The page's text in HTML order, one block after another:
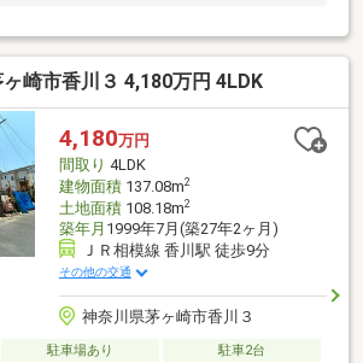
崎市香川３ 4,180万円 4LDK
4,180万円
間取り 4LDK
建物面積137.08m2
土地面積108.18m2
築年月 1999年7月(築27年2ヶ月)
ＪＲ相模線 香川駅 徒歩9分
その他の交通
神奈川県茅ヶ崎市香川３
駐車場あり
駐車2台